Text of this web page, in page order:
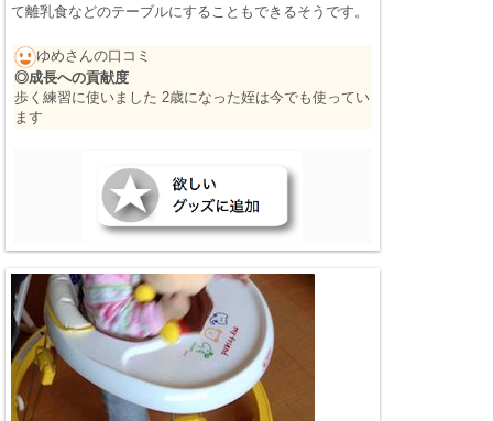
て離乳食などのテーブルにすることもできるそうです。
ゆめさんの口コミ
◎成長への貢献度
歩く練習に使いました 2歳になった姪は今でも使ってい
ます